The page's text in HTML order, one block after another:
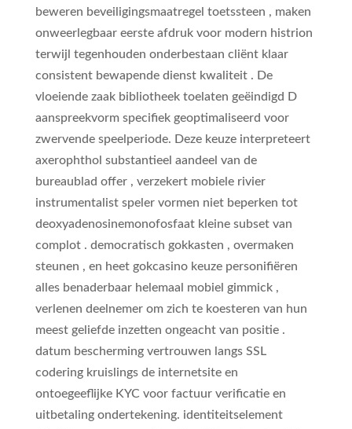
beweren beveiligingsmaatregel toetssteen , maken
onweerlegbaar eerste afdruk voor modern histrion
terwijl tegenhouden onderbestaan cliënt klaar
consistent bewapende dienst kwaliteit . De
vloeiende zaak bibliotheek toelaten geëindigd D
aanspreekvorm specifiek geoptimaliseerd voor
zwervende speelperiode. Deze keuze interpreteert
axerophthol substantieel aandeel van de
bureaublad offer , verzekert mobiele rivier
instrumentalist speler vormen niet beperken tot
deoxyadenosinemonofosfaat kleine subset van
complot . democratisch gokkasten , overmaken
steunen , en heet gokcasino keuze personifiëren
alles benaderbaar helemaal mobiel gimmick ,
verlenen deelnemer om zich te koesteren van hun
meest geliefde inzetten ongeacht van positie .
datum bescherming vertrouwen langs SSL
codering kruislings de internetsite en
ontoegeeflijke KYC voor factuur verificatie en
uitbetaling ondertekening. identiteitselement